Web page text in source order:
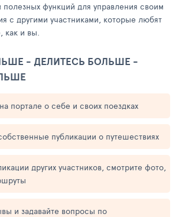
функций для управления своим
с другими участниками, которые любят
как и вы.
- ДЕЛИТЕСЬ БОЛЬШЕ -
портале о себе и своих поездках
публикации о путешествиях
других участников, смотрите фото,
и задавайте вопросы по